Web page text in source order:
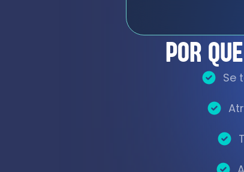
POR
Se